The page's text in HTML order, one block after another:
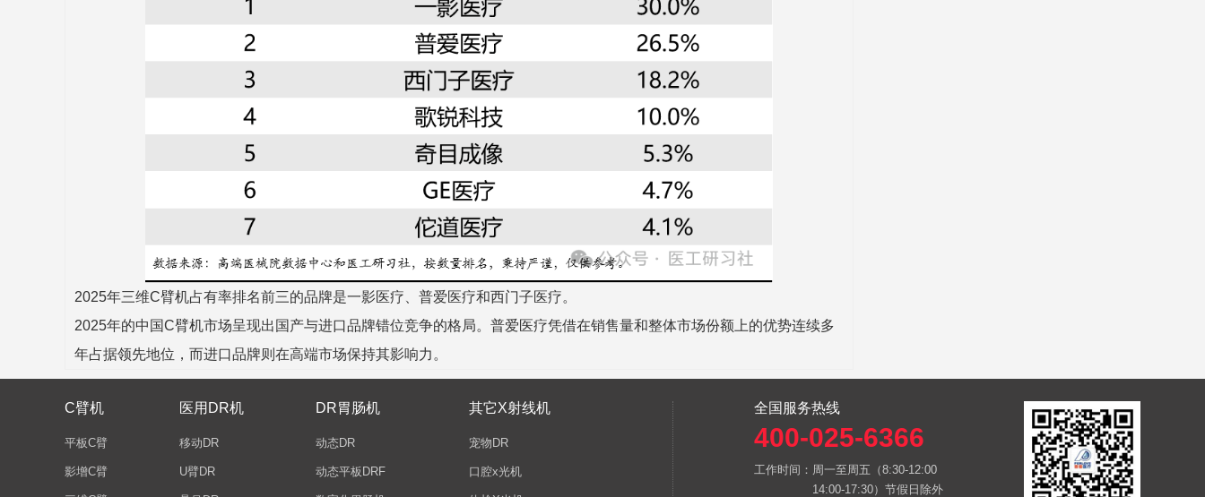
2025年三维C臂机占有率排名前三的品牌是一影医疗、普爱医疗和西门子医疗。
2025年的中国C臂机市场呈现出国产与进口品牌错位竞争的格局。普爱医疗凭借在销售量和整体市场份额上的优势连续多
年占据领先地位，而进口品牌则在高端市场保持其影响力。
C臂机
平板C臂
影增C臂
医用DR机
移动DR
U臂DR
DR胃肠机
动态DR
动态平板DRF
其它X射线机
宠物DR
口腔x光机
全国服务热线
400-025-6366
工作时间： 周一至周五（8:30-12:00
14:00-17:30）节假日除外